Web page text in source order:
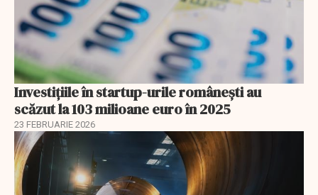
Investiţiile în startup-urile româneşti au
scăzut la 103 milioane euro în 2025
23 FEBRUARIE 2026